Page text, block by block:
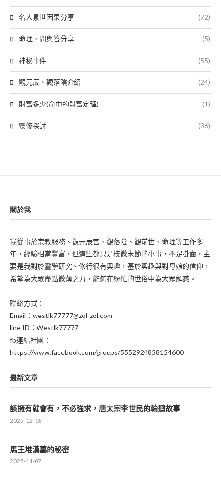
名人累世因果分享 (72)
命理、問與答分享 (5)
神秘事件 (55)
觀元辰、觀落陰介紹 (24)
財富多少(命中的財富定理) (1)
靈修探討 (36)
關於我
我從事於宗教服務、觀元辰宮、觀落陰、觀前世、命理等工作多
年，經驗相當豐富，但這些都只是枝微末節的小事，不足掛齒，主
要是我對於靈學研究、修行很有興趣，基於興趣與對母娘的信仰，
希望為大眾盡點微薄之力，能夠在紛忙的世俗中為大眾解惑。
聯絡方式：
Email：westlk77777@zol-zol.com
line ID：Westlk77777
fb連結社團：
https://www.facebook.com/groups/5552924858154600
最新文章
該擁有就會有，不必強求，唐太宗李世民的輪迴故事
2025-12-16
馬王堆漢墓的秘密
2025-11-07